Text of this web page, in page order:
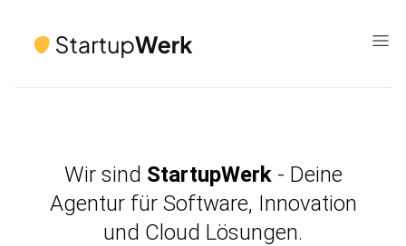
Wir sind StartupWerk- Deine
Agentur für Software, Innovation
und Cloud Lösungen.